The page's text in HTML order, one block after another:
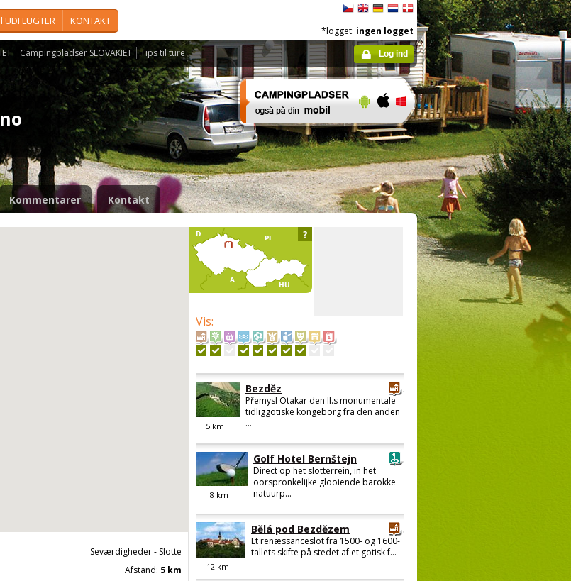
UDFLUGTER KONTAKT
Campingpladser SLOVAKIET Tips til ture
*logget: ingen logget
Log ind
Kommentarer Kontakt
?
Seværdigheder - Slotte
Afstand: 5 km
Vis:
5 km
Bezděz
Přemysl Otakar den II.s monumentale
tidliggotiske kongeborg fra den anden
...
8 km
Golf Hotel Bernštejn
Direct op het slotterrein, in het
oorspronkelijke glooiende barokke
natuurp...
12 km
Bělá pod Bezdězem
Et renæssanceslot fra 1500- og 1600-
tallets skifte på stedet af et gotisk f...